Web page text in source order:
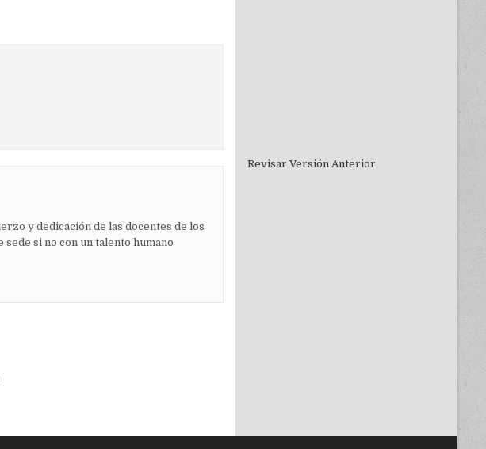
y dedicación de las docentes de los
si no con un talento humano
Revisar Versión Anterior